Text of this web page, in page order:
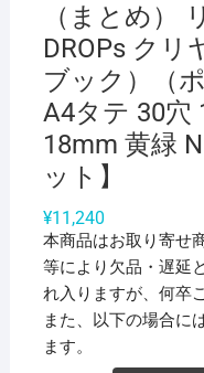
（まとめ）
DROPs クリ
ブック）（
A4タテ 30穴
18mm 黄緑
ット】
¥11,240
本商品はお取り寄せ
等により欠品・遅延
れ入りますが、何卒
また、以下の場合に
ます。